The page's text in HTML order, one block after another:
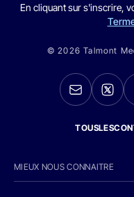
En cliquant sur s'inscrire,
© 2026 Talmont
MIEUX NOUS CONNAITRE